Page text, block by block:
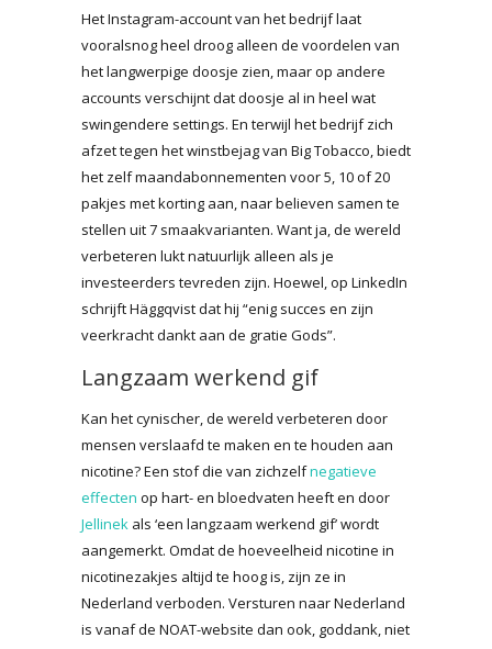
Het Instagram-account van het bedrijf laat
vooralsnog heel droog alleen de voordelen van
het langwerpige doosje zien, maar op andere
accounts verschijnt dat doosje al in heel wat
swingendere settings. En terwijl het bedrijf zich
afzet tegen het winstbejag van Big Tobacco, biedt
het zelf maandabonnementen voor 5, 10 of 20
pakjes met korting aan, naar believen samen te
stellen uit 7 smaakvarianten. Want ja, de wereld
verbeteren lukt natuurlijk alleen als je
investeerders tevreden zijn. Hoewel, op LinkedIn
schrijft Häggqvist dat hij “enig succes en zijn
veerkracht dankt aan de gratie Gods”.
Langzaam werkend gif
Kan het cynischer, de wereld verbeteren door
mensen verslaafd te maken en te houden aan
nicotine? Een stof die van zichzelfnegatieve
effecten op hart- en bloedvaten heeft en door
Jellinek als ‘een langzaam werkend gif’ wordt
aangemerkt. Omdat de hoeveelheid nicotine in
nicotinezakjes altijd te hoog is, zijn ze in
Nederland verboden. Versturen naar Nederland
is vanaf de NOAT-website dan ook, goddank, niet